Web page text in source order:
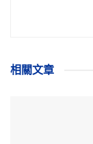
相關文章